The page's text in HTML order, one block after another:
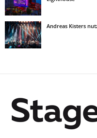
Andreas Kisters